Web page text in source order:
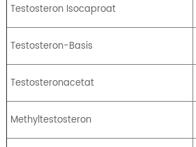
Testosteron Isocaproat
Testosteron-Basis
Testosteronacetat
Methyltestosteron